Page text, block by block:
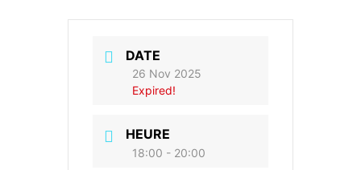
DATE
26 Nov 2025
Expired!
HEURE
18:00 - 20:00